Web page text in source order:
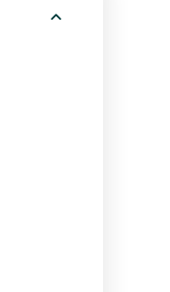
expand_less